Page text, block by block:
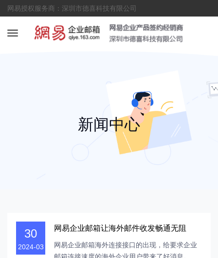
网易授权服务商：深圳市德喜科技有限公司
新闻中心
30
2024-03
网易企业邮箱让海外邮件收发畅通无阻
网易企业邮箱海外连接接口的出现，给要求企业